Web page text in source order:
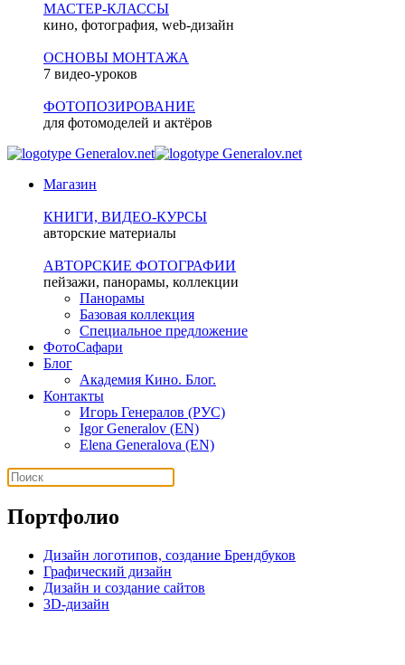
МАСТЕР-КЛАССЫ
кино, фотография, web-дизайн
ОСНОВЫ МОНТАЖА
7 видео-уроков
ФОТОПОЗИРОВАНИЕ
для фотомоделей и актёров
Магазин
КНИГИ, ВИДЕО-КУРСЫ
авторские материалы
АВТОРСКИЕ ФОТОГРАФИИ
пейзажи, панорамы, коллекции
Панорамы
Базовая коллекция
Специальное предложение
ФотоСафари
Блог
Академия Кино. Блог.
Контакты
Игорь Генералов (РУС)
Igor Generalov (EN)
Elena Generalova (EN)
Портфолио
Дизайн логотипов, создание Брендбуков
Графический дизайн
Дизайн и создание сайтов
3D-дизайн